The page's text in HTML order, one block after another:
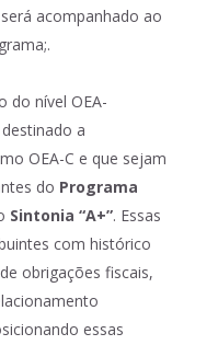
acompanhado ao
do nível OEA-
a
OEA-C e que sejam
do Programa
Sintonia “A+”. Essas
com histórico
obrigações fiscais,
essas